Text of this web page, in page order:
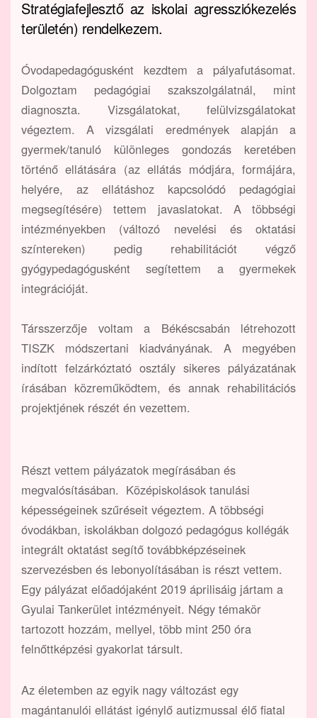
Stratégiafejlesztő az iskolai agressziókezelés
területén) rendelkezem.
Óvodapedagógusként kezdtem a pályafutásomat.
Dolgoztam pedagógiai szakszolgálatnál, mint
diagnoszta. Vizsgálatokat, felülvizsgálatokat
végeztem. A vizsgálati eredmények alapján a
gyermek/tanuló különleges gondozás keretében
történő ellátására (az ellátás módjára, formájára,
helyére, az ellátáshoz kapcsolódó pedagógiai
megsegítésére) tettem javaslatokat. A többségi
intézményekben (változó nevelési és oktatási
színtereken) pedig rehabilitációt végző
gyógypedagógusként segítettem a gyermekek
integrációját.
Társszerzője voltam a Békéscsabán létrehozott
TISZK módszertani kiadványának. A megyében
indított felzárkóztató osztály sikeres pályázatának
írásában közreműködtem, és annak rehabilitációs
projektjének részét én vezettem.
Részt vettem pályázatok megírásában és
megvalósításában. Középiskolások tanulási
képességeinek szűréseit végeztem. A többségi
óvodákban, iskolákban dolgozó pedagógus kollégák
integrált oktatást segítő továbbképzéseinek
szervezésben és lebonyolításában is részt vettem.
Egy pályázat előadójaként 2019 áprilisáig jártam a
Gyulai Tankerület intézményeit. Négy témakör
tartozott hozzám, mellyel, több mint 250 óra
felnőttképzési gyakorlat társult.
Az életemben az egyik nagy változást egy
magántanulói ellátást igénylő autizmussal élő fiatal